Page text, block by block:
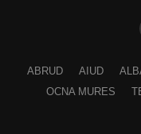
ABRUD AIUD
OCNA MURES